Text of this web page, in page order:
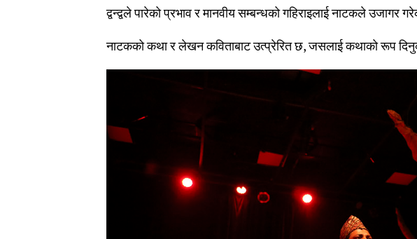
द्वन्द्वले पारेको प्रभाव र मानवीय सम्बन्धको गहिराइलाई नाटकले उजागर
नाटकको कथा र लेखन कविताबाट उत्प्रेरित छ, जसलाई कथाको रूप